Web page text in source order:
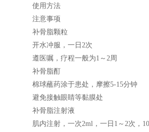
使用方法
注意事项
补骨脂颗粒
开水冲服，一日2次
遵医嘱，疗程一般为1～2周
补骨脂酊
棉球蘸药涂于患处，摩擦5-15分钟
避免接触眼睛等黏膜处
补骨脂注射液
肌内注射，一次2ml，一日1～2次，